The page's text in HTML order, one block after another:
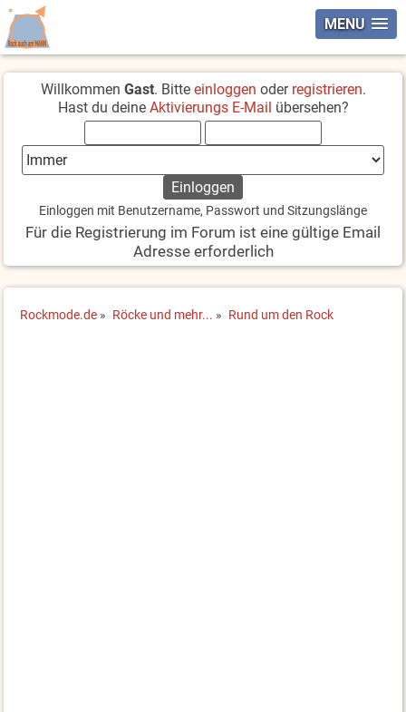
MENU
Willkommen Gast. Bitte einloggen oder registrieren.
Hast du deine Aktivierungs E-Mail übersehen?
Einloggen mit Benutzername, Passwort und Sitzungslänge
Für die Registrierung im Forum ist eine gültige Email
Adresse erforderlich
Rockmode.de » Röcke und mehr... » Rund um den Rock